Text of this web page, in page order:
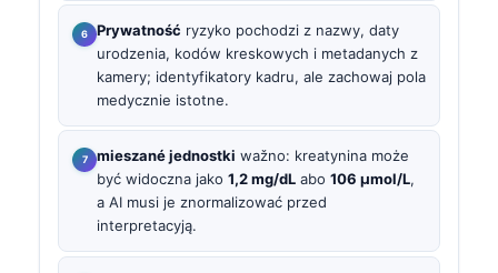
Prywatność ryzyko pochodzi z nazwy, daty
urodzenia, kodów kreskowych i metadanych z
kamery; identyfikatory kadru, ale zachowaj pola
medycznie istotne.
mieszané jednostki wažno: kreatynina może
być widoczna jako 1,2 mg/dL abo 106 µmol/L,
a AI musi je znormalizować przed
interpretacyją.